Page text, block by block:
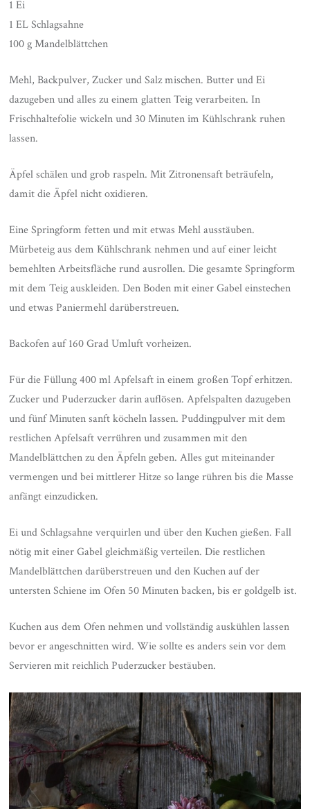
1 Ei
1 EL Schlagsahne
100 g Mandelblättchen
Mehl, Backpulver, Zucker und Salz mischen. Butter und Ei
dazugeben und alles zu einem glatten Teig verarbeiten. In
Frischhaltefolie wickeln und 30 Minuten im Kühlschrank ruhen
lassen.
Äpfel schälen und grob raspeln. Mit Zitronensaft beträufeln,
damit die Äpfel nicht oxidieren.
Eine Springform fetten und mit etwas Mehl ausstäuben.
Mürbeteig aus dem Kühlschrank nehmen und auf einer leicht
bemehlten Arbeitsfläche rund ausrollen. Die gesamte Springform
mit dem Teig auskleiden. Den Boden mit einer Gabel einstechen
und etwas Paniermehl darüberstreuen.
Backofen auf 160 Grad Umluft vorheizen.
Für die Füllung 400 ml Apfelsaft in einem großen Topf erhitzen.
Zucker und Puderzucker darin auflösen. Apfelspalten dazugeben
und fünf Minuten sanft köcheln lassen. Puddingpulver mit dem
restlichen Apfelsaft verrühren und zusammen mit den
Mandelblättchen zu den Äpfeln geben. Alles gut miteinander
vermengen und bei mittlerer Hitze so lange rühren bis die Masse
anfängt einzudicken.
Ei und Schlagsahne verquirlen und über den Kuchen gießen. Fall
nötig mit einer Gabel gleichmäßig verteilen. Die restlichen
Mandelblättchen darüberstreuen und den Kuchen auf der
untersten Schiene im Ofen 50 Minuten backen, bis er goldgelb ist.
Kuchen aus dem Ofen nehmen und vollständig auskühlen lassen
bevor er angeschnitten wird. Wie sollte es anders sein vor dem
Servieren mit reichlich Puderzucker bestäuben.